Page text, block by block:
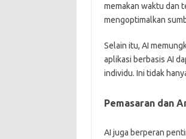
memakan waktu dan
mengoptimalkan
Selain itu, AI
aplikasi berbasis AI
individu. Ini tidak
Pemasaran dan
AI juga berperan